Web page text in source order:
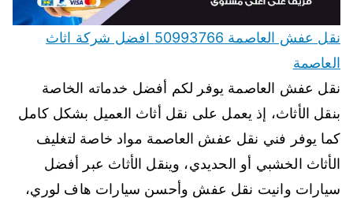
نقل عفش العاصمة 50993766 افضل شركة اثاث
العاصمة
نقل عفش العاصمة يوفر لكم أفضل خدماته الخاصة
بنقل الأثاث، إذ يعمل على نقل أثاث العميل بشكل كامل
كما يوفر فني نقل عفش العاصمة مواد خاصة لتغليف
الأثاث الخشبي أو الحديدي، وينقل الأثاث عبر أفضل
سيارات وانيت نقل عفش وأحسن سيارات هاف لوري،